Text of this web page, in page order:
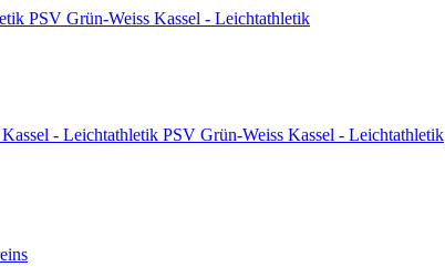
PSV Grün-Weiss Kassel - Leichtathletik
PSV Grün-Weiss Kassel - Leichtathletik